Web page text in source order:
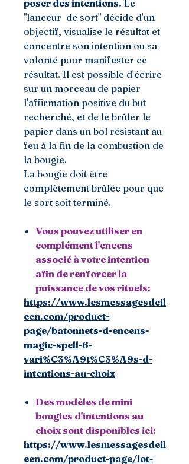
poser des intentions. Le
"lanceur de sort" décide d'un
objectif, visualise le résultat et
concentre son intention ou sa
volonté pour manifester ce
résultat. Il est possible d'écrire
sur un morceau de papier
l'affirmation positive du but
recherché, et de le brûler le
papier dans un bol résistant au
feu à la fin de la combustion de
la bougie.
La bougie doit être
complètement brûlée pour que
le sort soit terminé.
Vous pouvez utiliser en
complément l'encens
associé à votre intention
afin de renforcer la
puissance de vos rituels:
https://www.lesmessagesdeil
een.com/product-
page/batonnets-d-encens-
magic-spell-6-
vari%C3%A9t%C3%A9s-d-
intentions-au-choix
Des modèles de mini
bougies d'intentions au
choix sont disponibles ici:
https://www.lesmessagesdeil
een.com/product-page/lot-